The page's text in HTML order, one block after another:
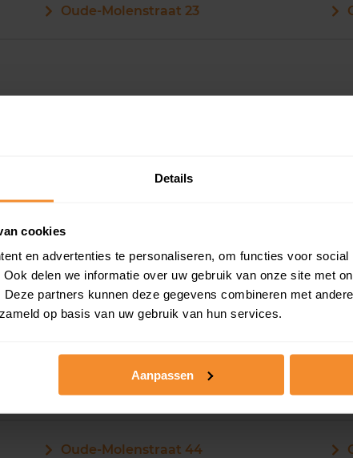
Details
cookies
en advertenties te personaliseren, om functies voor social
delen we informatie over uw gebruik van onze site met
partners kunnen deze gegevens combineren met
op basis van uw gebruik van hun services.
Aanpassen
Oude-Molenstraat 23
Oude-Molenstraat 36
Oude-Molenstraat 42
Oude-Molenstraat 44